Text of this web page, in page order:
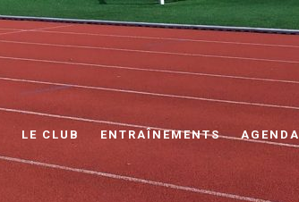
LE CLUB ENTRAÎNEMENTS AGENDA